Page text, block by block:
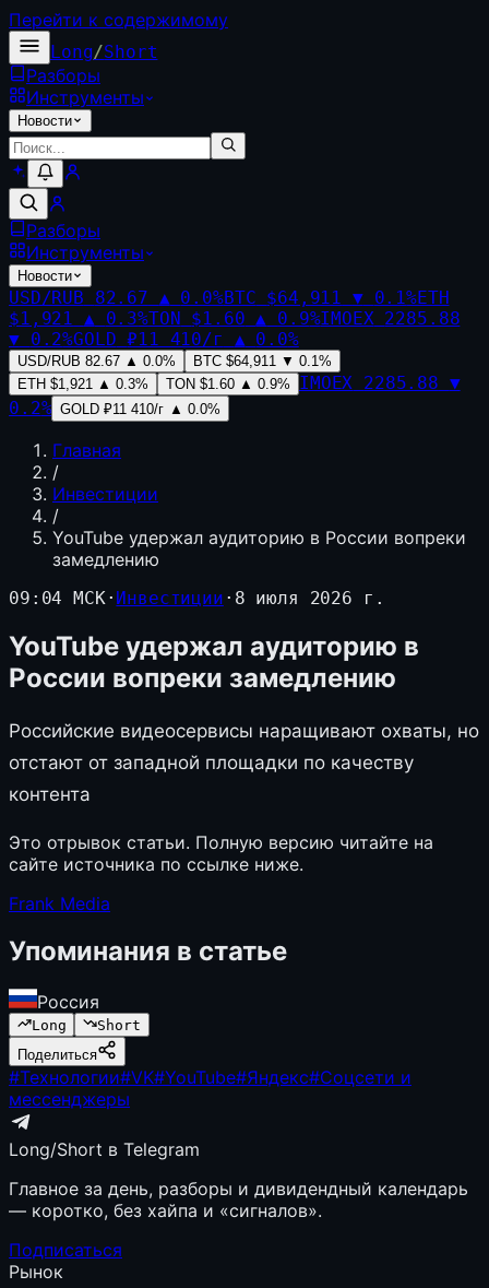
Перейти к содержимому
Long/Short
Разборы
Инструменты
Новости
Разборы
Инструменты
Новости
USD/RUB 82.67 ▲ 0.0%BTC $64,911 ▼ 0.1%ETH
$1,921 ▲ 0.3%TON $1.60 ▲ 0.9%IMOEX 2285.88
▼ 0.2%GOLD ₽11 410/г ▲ 0.0%
USD/RUB 82.67 ▲ 0.0% BTC $64,911 ▼ 0.1%
ETH $1,921 ▲ 0.3% TON $1.60 ▲ 0.9% IMOEX 2285.88 ▼
0.2% GOLD ₽11 410/г ▲ 0.0%
Главная
/
Инвестиции
/
YouTube удержал аудиторию в России вопреки
замедлению
09:04 МСК· Инвестиции · 8 июля 2026 г.
YouTube удержал аудиторию в
России вопреки замедлению
Российские видеосервисы наращивают охваты, но
отстают от западной площадки по качеству
контента
Это отрывок статьи. Полную версию читайте на
сайте источника по ссылке ниже.
Frank Media
Упоминания в статье
Россия
Long
Short
Поделиться
#Технологии#VK#YouTube#Яндекс#Соцсети и
мессенджеры
Long/Short в Telegram
Главное за день, разборы и дивидендный календарь
— коротко, без хайпа и «сигналов».
Подписаться
Рынок